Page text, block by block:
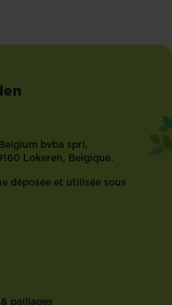
bvba sprl,
Lokeren, Belgique.
déposée et utilisée sous
paillages